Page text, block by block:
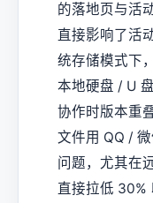
的落地页与活
直接影响了活
统存储模式下
本地硬盘 / U
协作时版本重
文件用 QQ /
问题，尤其在
直接拉低 30%